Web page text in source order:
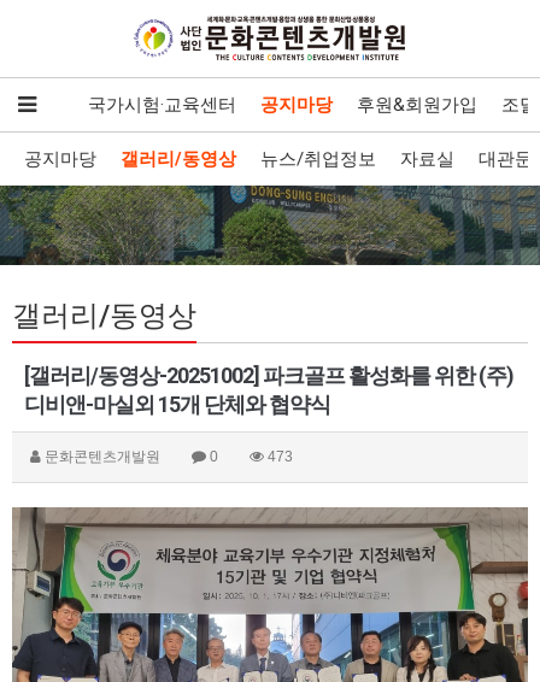
·보급 국가시험·교육센터 공지마당 후원&회원가입 조
공지마당 갤러리/동영상 뉴스/취업정보 자료실 대관문
갤러리/동영상
[갤러리/동영상-20251002] 파크골프 활성화를 위한 (주)
디비앤-마실외 15개 단체와 협약식
문화콘텐츠개발원 0 473